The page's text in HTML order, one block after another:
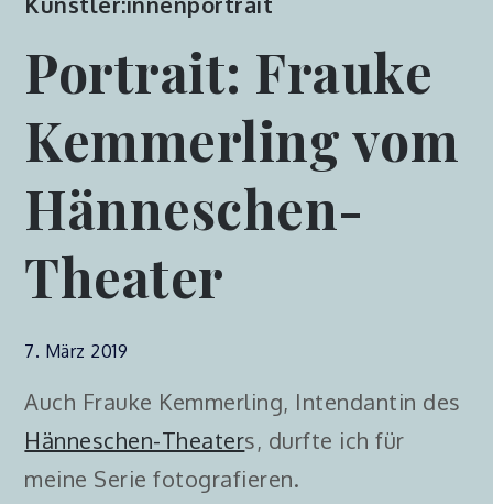
Portrait: Frauke
Kemmerling vom
Hänneschen-
Theater
7. März 2019
Auch Frauke Kemmerling, Intendantin des
Hänneschen-Theaters, durfte ich für
meine Serie fotografieren.